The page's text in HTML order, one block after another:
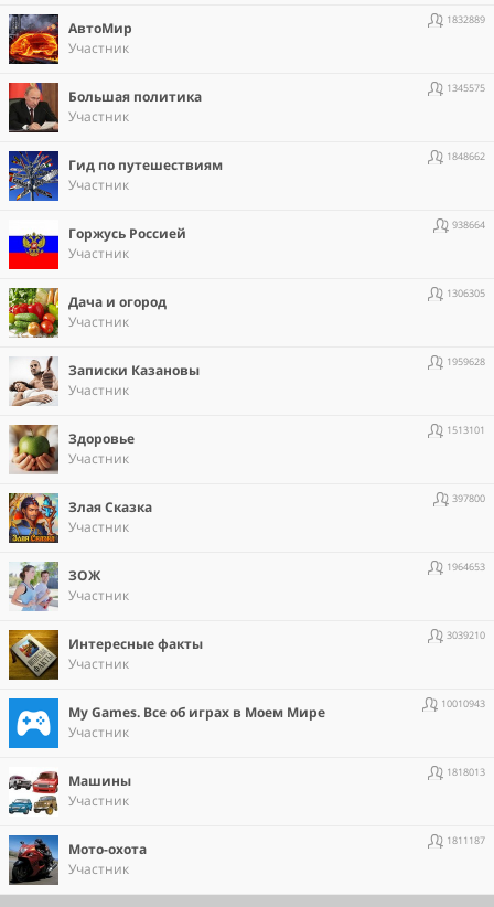
АвтоМир
Участник
1832889
Большая политика
Участник
1345575
Гид по путешествиям
Участник
1848662
Горжусь Россией
Участник
938664
Дача и огород
Участник
1306305
Записки Казановы
Участник
1959628
Здоровье
Участник
1513101
Злая Сказка
Участник
397800
ЗОЖ
Участник
1964653
Интересные факты
Участник
3039210
Мy Games. Все об играх в Моем Мире
Участник
10010943
Машины
Участник
1818013
Мото-охота
Участник
1811187